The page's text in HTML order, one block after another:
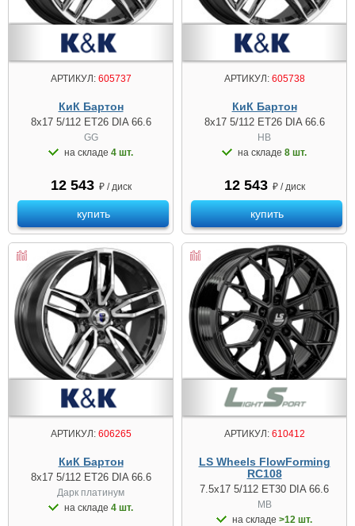
АРТИКУЛ:605737
КиК Бартон
8x17 5/112 ET26 DIA 66.6
GG
на складе 4 шт.
12 543 ₽ / диск
купить
АРТИКУЛ:605738
КиК Бартон
8x17 5/112 ET26 DIA 66.6
HB
на складе 8 шт.
12 543 ₽ / диск
купить
АРТИКУЛ:606265
КиК Бартон
8x17 5/112 ET26 DIA 66.6
Дарк платинум
на складе 4 шт.
АРТИКУЛ:610412
LS Wheels FlowForming
RC108
7.5x17 5/112 ET30 DIA 66.6
MB
на складе >12 шт.